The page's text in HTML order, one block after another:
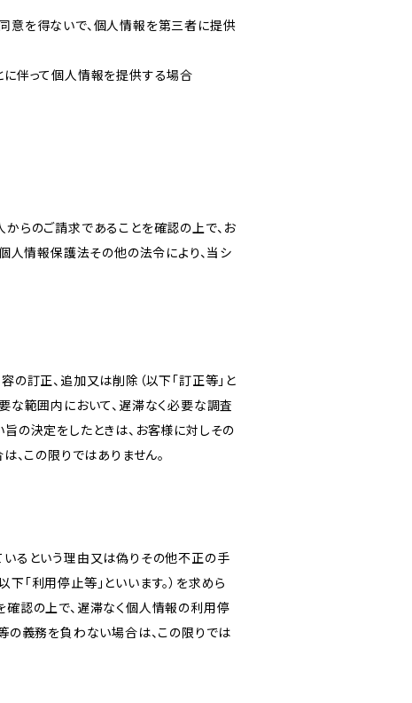
意を得ないで、個人情報を第三者に提供
に伴って個人情報を提供する場合
らのご請求であることを確認の上で、お
人情報保護法その他の法令により、当シ
訂正、追加又は削除（以下「訂正等」と
な範囲内において、遅滞なく必要な調査
の決定をしたときは、お客様に対しその
、この限りではありません。
いるという理由又は偽りその他不正の手
「利用停止等」といいます。）を求めら
確認の上で、遅滞なく個人情報の利用停
の義務を負わない場合は、この限りでは